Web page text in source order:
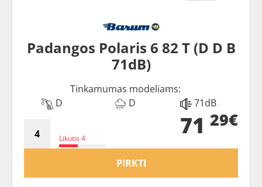
Padangos Polaris 6 82 T (D D B
71dB)
Tinkamumas modeliams:
D
D 71dB
Likutis 4 71 29€
PIRKTI